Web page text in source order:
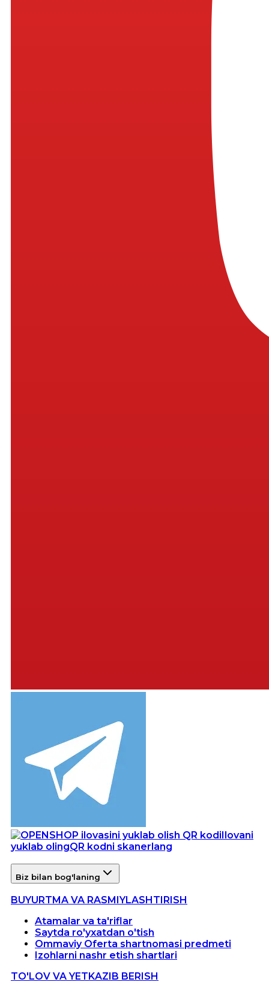
Ilovani
yuklab olingQR kodni skanerlang
Biz bilan bog'laning
BUYURTMA VA RASMIYLASHTIRISH
Atamalar va ta'riflar
Saytda ro'yxatdan o'tish
Ommaviy Oferta shartnomasi predmeti
Izohlarni nashr etish shartlari
TO'LOV VA YETKAZIB BERISH